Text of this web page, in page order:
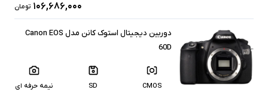
۱۰۶,۶۸۶,۰۰۰ تومان
دوربین دیجیتال استوک کانن مدل Canon EOS
60D
CMOS
SD نیمه حرفه ای